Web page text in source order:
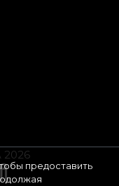
предоставить
2026